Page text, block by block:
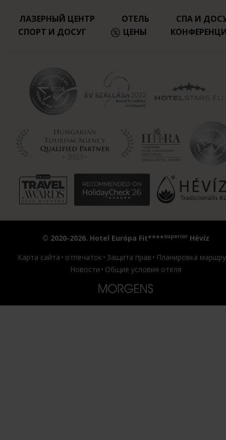
ЛАЗЕРНЫЙ ЦЕНТР ОТЕЛЬ
СПА И
СПОРТ И ДОСУГ
ЦЕНЫ
© 2020-2026. Hotel Európa Fit****superior Hévíz
Карта сайта
отпечаток Защита прав
Планировка
Новости
Общие условия отеля